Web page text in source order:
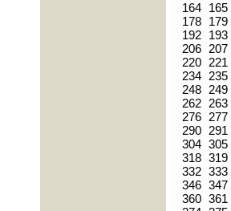
164
165
178
179
192
193
206 207
220
221
234
235
248
249
262
263
276
277
290
291
304 305
318 319
332 333
346 347
360 361